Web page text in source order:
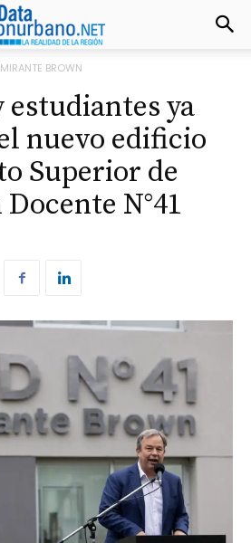
BROWN
estudiantes ya
nuevo edificio
Superior de
N°41